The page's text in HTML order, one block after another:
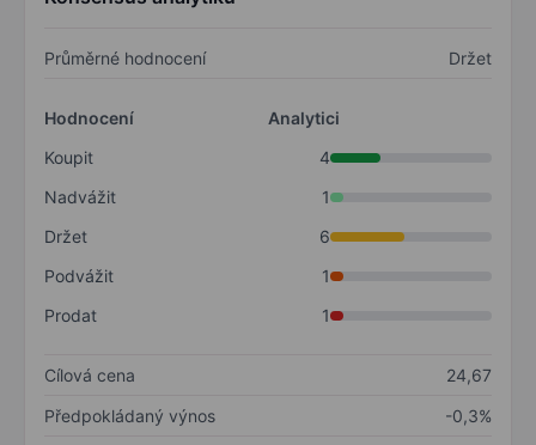
Průměrné hodnocení Držet
Hodnocení
Analytici
Koupit
4
Nadvážit
1
Držet
6
Podvážit
1
Prodat
1
Cílová cena
24,67
Předpokládaný výnos
-0,3%